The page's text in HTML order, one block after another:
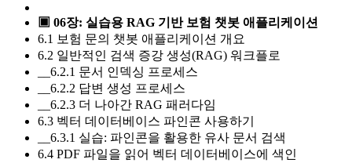
▣ 06장: 실습용 RAG 기반 보험 챗봇 애플리케이션
6.1 보험 문의 챗봇 애플리케이션 개요
6.2 일반적인 검색 증강 생성(RAG) 워크플로
__6.2.1 문서 인덱싱 프로세스
__6.2.2 답변 생성 프로세스
__6.2.3 더 나아간 RAG 패러다임
6.3 벡터 데이터베이스 파인콘 사용하기
__6.3.1 실습: 파인콘을 활용한 유사 문서 검색
6.4 PDF 파일을 읽어 벡터 데이터베이스에 색인